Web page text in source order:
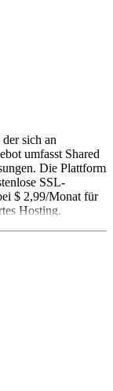
sich an
umfasst Shared
Die Plattform
SSL-
$ 2,99/Monat für
Hosting.